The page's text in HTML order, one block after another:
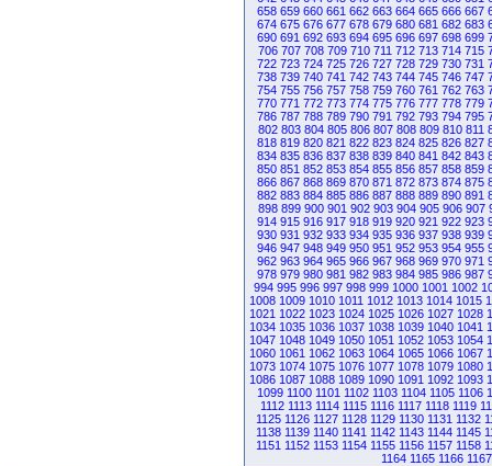
658 659 660 661 662 663 664 665 666 667
674 675 676 677 678 679 680 681 682 683
690 691 692 693 694 695 696 697 698 699
706 707 708 709 710 711 712 713 714 715
722 723 724 725 726 727 728 729 730 731
738 739 740 741 742 743 744 745 746 747
754 755 756 757 758 759 760 761 762 763
770 771 772 773 774 775 776 777 778 779
786 787 788 789 790 791 792 793 794 795
802 803 804 805 806 807 808 809 810 811
818 819 820 821 822 823 824 825 826 827
834 835 836 837 838 839 840 841 842 843
850 851 852 853 854 855 856 857 858 859
866 867 868 869 870 871 872 873 874 875
882 883 884 885 886 887 888 889 890 891
898 899 900 901 902 903 904 905 906 907
914 915 916 917 918 919 920 921 922 923
930 931 932 933 934 935 936 937 938 939
946 947 948 949 950 951 952 953 954 955
962 963 964 965 966 967 968 969 970 971
978 979 980 981 982 983 984 985 986 987
994 995 996 997 998 999 1000 1001 1002
1008 1009 1010 1011 1012 1013 1014 1015
1021 1022 1023 1024 1025 1026 1027 1028
1034 1035 1036 1037 1038 1039 1040 1041
1047 1048 1049 1050 1051 1052 1053 1054
1060 1061 1062 1063 1064 1065 1066 1067
1073 1074 1075 1076 1077 1078 1079 1080
1086 1087 1088 1089 1090 1091 1092 1093
1099 1100 1101 1102 1103 1104 1105 1106
1112 1113 1114 1115 1116 1117 1118 1119
1125 1126 1127 1128 1129 1130 1131 1132
1138 1139 1140 1141 1142 1143 1144 1145
1151 1152 1153 1154 1155 1156 1157 1158
1164 1165 1166 1167